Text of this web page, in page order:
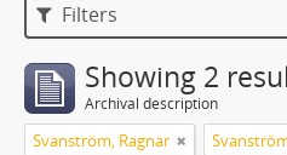
Filters
Showing 2
Archival description
Svanström, Ragnar